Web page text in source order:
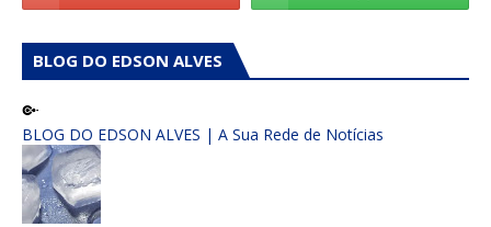
BLOG DO EDSON ALVES
BLOG DO EDSON ALVES | A Sua Rede de Notícias